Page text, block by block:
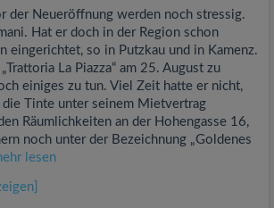
der Neueröffnung werden noch stressig.
Hat er doch in der Region schon
eingerichtet, so in Putzkau und in Kamenz.
La Piazza“ am 25. August zu
einiges zu tun. Viel Zeit hatte er nicht,
die Tinte unter seinem Mietvertrag
Räumlichkeiten an der Hohengasse 16,
noch unter der Bezeichnung „Goldenes
lesen